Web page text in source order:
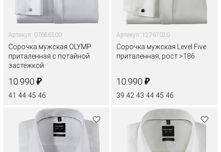
Артикул: 07686500
Сорочка мужская OLYMP
приталенная с потайной
застежкой
10.990 ₽
41 44 45 46
Артикул: 12767020
Сорочка мужская Level Five
приталенная, рост >186
10.990 ₽
39 42 43 44 45 46